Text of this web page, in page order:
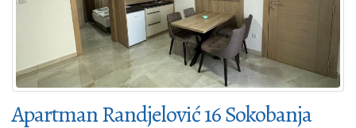
Apartman Randjelović 16 Sokobanja